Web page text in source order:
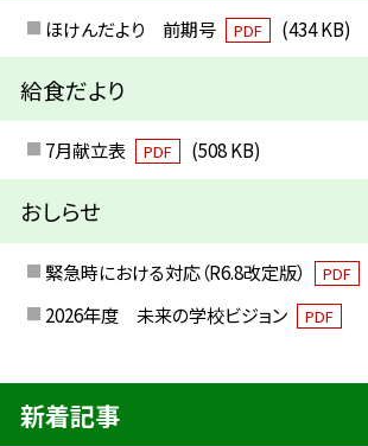
ほけんだより 前期号 PDF (434 KB)
給食だより
7月献立表 PDF (508 KB)
おしらせ
緊急時における対応（R6.8改定版） PDF
2026年度 未来の学校ビジョン
PDF
新着記事